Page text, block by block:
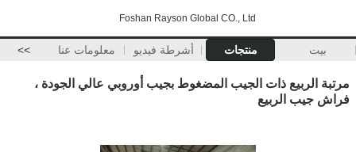
Foshan Rayson Global CO., Ltd
بيت منتجات أشرطة فيديو معلومات عنا >>
مرتبة الربيع ذات الجيب المضغوط بجيب أوروبي عالي الجودة ،
فراش جيب الربيع